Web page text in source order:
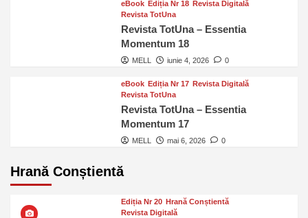
eBook Ediția Nr 18 Revista Digitală
Revista TotUna
Revista TotUna – Essentia
Momentum 18
MELL iunie 4, 2026 0
eBook Ediția Nr 17 Revista Digitală
Revista TotUna
Revista TotUna – Essentia
Momentum 17
MELL mai 6, 2026 0
Hrană Conștientă
Ediția Nr 20 Hrană Conștientă
Revista Digitală